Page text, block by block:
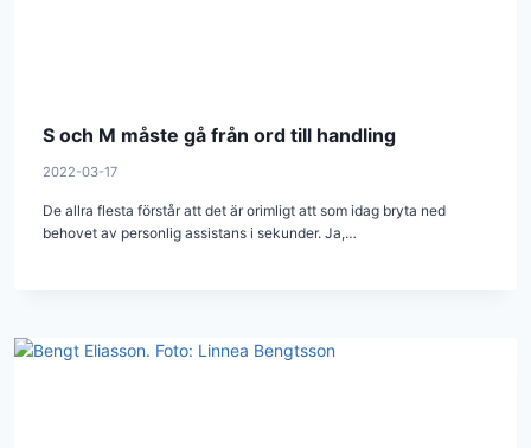
S och M måste gå från ord till handling
2022-03-17
De allra flesta förstår att det är orimligt att som idag bryta ned
behovet av personlig assistans i sekunder. Ja,…